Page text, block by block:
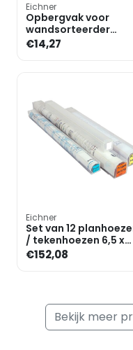
Eichner
Opbergvak voor
wandsorteerder
basismodule »FLAT«
€14,27
Eichner
Set van 12
/ tekenhoezen 6,5 x
6,5 cm
€152,08
Bekijk meer